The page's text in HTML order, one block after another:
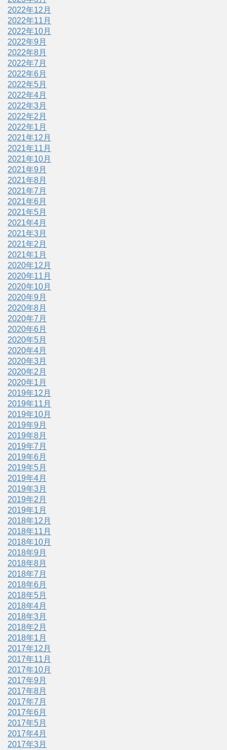
2022年12月
2022年11月
2022年10月
2022年9月
2022年8月
2022年7月
2022年6月
2022年5月
2022年4月
2022年3月
2022年2月
2022年1月
2021年12月
2021年11月
2021年10月
2021年9月
2021年8月
2021年7月
2021年6月
2021年5月
2021年4月
2021年3月
2021年2月
2021年1月
2020年12月
2020年11月
2020年10月
2020年9月
2020年8月
2020年7月
2020年6月
2020年5月
2020年4月
2020年3月
2020年2月
2020年1月
2019年12月
2019年11月
2019年10月
2019年9月
2019年8月
2019年7月
2019年6月
2019年5月
2019年4月
2019年3月
2019年2月
2019年1月
2018年12月
2018年11月
2018年10月
2018年9月
2018年8月
2018年7月
2018年6月
2018年5月
2018年4月
2018年3月
2018年2月
2018年1月
2017年12月
2017年11月
2017年10月
2017年9月
2017年8月
2017年7月
2017年6月
2017年5月
2017年4月
2017年3月